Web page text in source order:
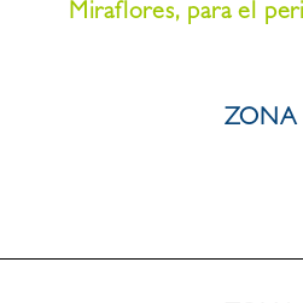
Miraflores, para el
ZONA